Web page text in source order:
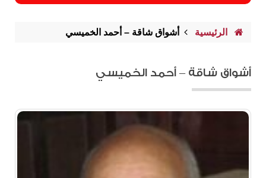
الرئيسية أشواق شاقة – أحمد الخميسي
أشواق شاقة – أحمد الخميسي